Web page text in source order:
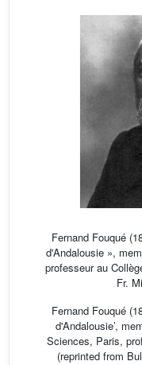
Fernand Fouqué
d'Andalousie »,
professeur au
Fr.
Fernand Fouqué
d'Andalousie’,
Sciences, Paris,
(reprinted from